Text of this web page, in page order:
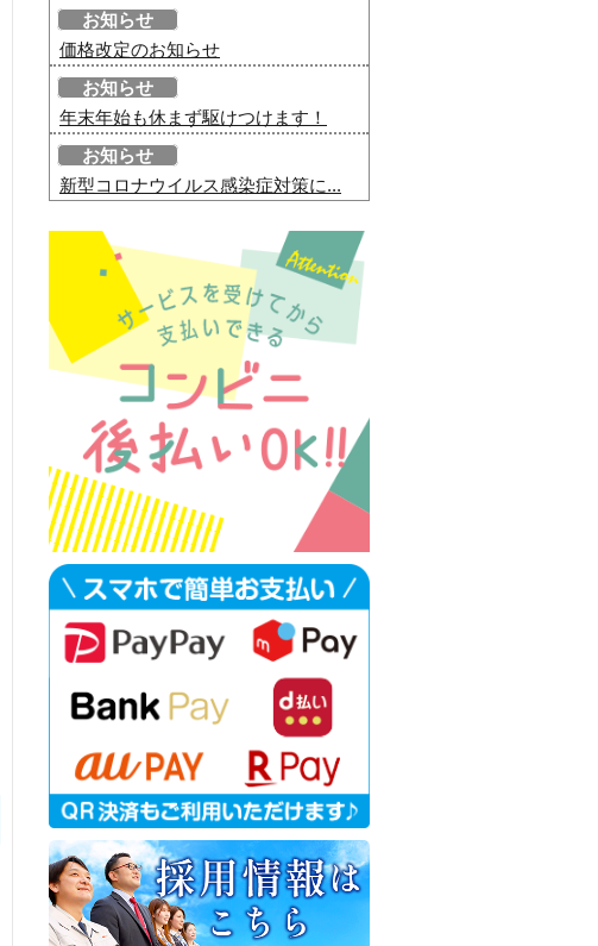
お知らせ
価格改定のお知らせ
お知らせ
年末年始も休まず駆けつけます！
お知らせ
新型コロナウイルス感染症対策に...